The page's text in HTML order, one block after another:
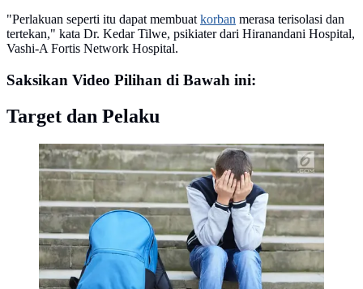
"Perlakuan seperti itu dapat membuatkorban merasa terisolasi dan
tertekan," kata Dr. Kedar Tilwe, psikiater dari Hiranandani Hospital,
Vashi-A Fortis Network Hospital.
Saksikan Video Pilihan di Bawah ini:
Target dan Pelaku
Ilustrasi Foto Bullying (iStockphoto)